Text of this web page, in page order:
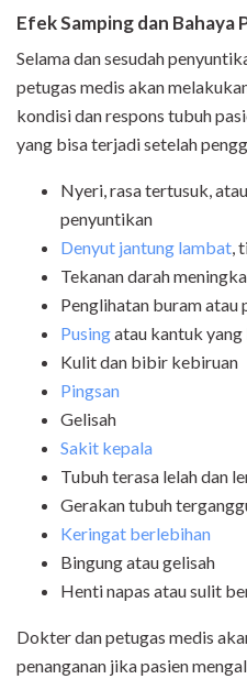
Efek Samping dan
Selama dan sesudah
petugas medis akan
kondisi dan respons tubuh
yang bisa terjadi setelah
Nyeri, rasa tertusuk,
penyuntikan
Denyut jantung lambat,
Tekanan darah
Penglihatan buram atau
Pusingatau kantuk
Kulit dan bibir kebiruan
Pingsan
Gelisah
Sakit kepala
Tubuh terasa lelah dan
Gerakan tubuh
Keringat berlebihan
Bingung atau gelisah
Henti napas atau sulit
Dokter dan petugas medis
penanganan jika pasien